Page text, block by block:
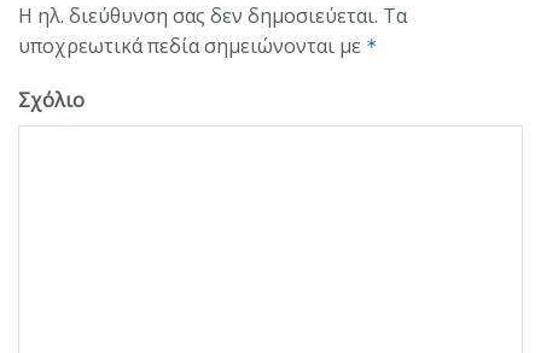
Η ηλ. διεύθυνση σας δεν δημοσιεύεται. Τα
υποχρεωτικά πεδία σημειώνονται με *
Σχόλιο